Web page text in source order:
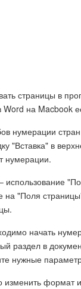
страницы в
на Macbook
нумерации
"Вставка" в
нумерации.
использование
на "Поля
начать
раздел в
нужные
изменить формат